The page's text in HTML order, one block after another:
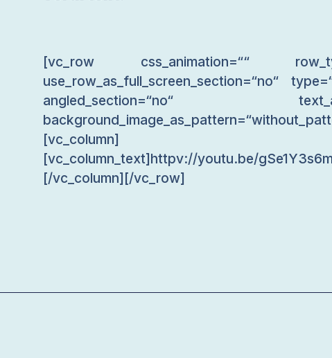
[vc_row css_animation=““
use_row_as_full_screen_section=“no“
angled_section=“no“
[vc_column]
[vc_column_text]httpv://youtu.be/
[/vc_column][/vc_row]